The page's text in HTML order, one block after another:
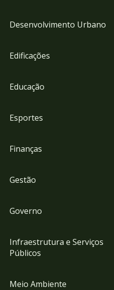
Desenvolvimento Urbano
Edificações
Educação
Esportes
Finanças
Gestão
Governo
Infraestrutura e Serviços
Públicos
Meio Ambiente